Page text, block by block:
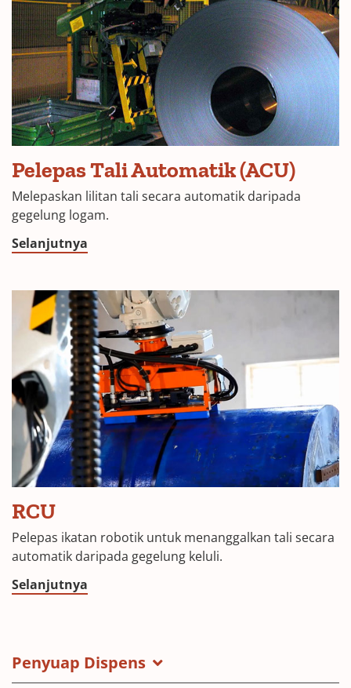
Pelepas Tali Automatik (ACU)
Melepaskan lilitan tali secara automatik daripada
gegelung logam.
Selanjutnya
RCU
Pelepas ikatan robotik untuk menanggalkan tali secara
automatik daripada gegelung keluli.
Selanjutnya
Penyuap Dispens